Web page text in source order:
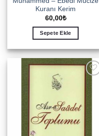
Kuranı Kerim
60,00₺
Sepete Ekle